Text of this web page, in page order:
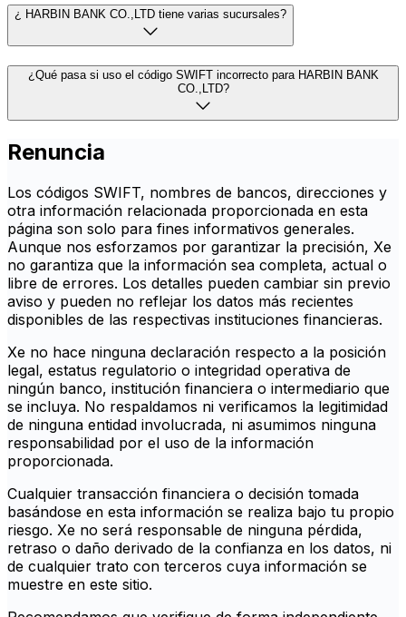
¿ HARBIN BANK CO.,LTD tiene varias sucursales?
¿Qué pasa si uso el código SWIFT incorrecto para HARBIN BANK
CO.,LTD?
Renuncia
Los códigos SWIFT, nombres de bancos, direcciones y
otra información relacionada proporcionada en esta
página son solo para fines informativos generales.
Aunque nos esforzamos por garantizar la precisión, Xe
no garantiza que la información sea completa, actual o
libre de errores. Los detalles pueden cambiar sin previo
aviso y pueden no reflejar los datos más recientes
disponibles de las respectivas instituciones financieras.
Xe no hace ninguna declaración respecto a la posición
legal, estatus regulatorio o integridad operativa de
ningún banco, institución financiera o intermediario que
se incluya. No respaldamos ni verificamos la legitimidad
de ninguna entidad involucrada, ni asumimos ninguna
responsabilidad por el uso de la información
proporcionada.
Cualquier transacción financiera o decisión tomada
basándose en esta información se realiza bajo tu propio
riesgo. Xe no será responsable de ninguna pérdida,
retraso o daño derivado de la confianza en los datos, ni
de cualquier trato con terceros cuya información se
muestre en este sitio.